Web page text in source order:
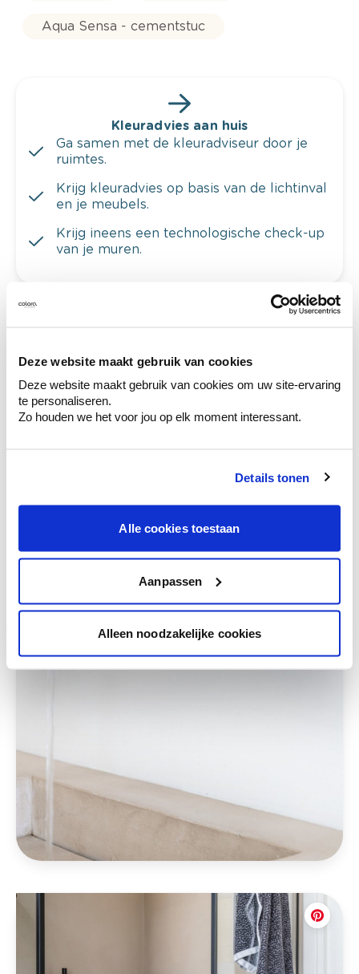
Deze website maakt gebruik van cookies
Deze website maakt gebruik van cookies om uw site-ervaring
te personaliseren.
Zo houden we het voor jou op elk moment interessant.
Details tonen
Alle cookies toestaan
Aanpassen
Alleen noodzakelijke cookies
Aqua Sensa - cementstuc
Kleuradvies aan huis
Ga samen met de kleuradviseur door je
ruimtes.
Krijg kleuradvies op basis van de lichtinval
en je meubels.
Krijg ineens een technologische check-up
van je muren.
Ontdek er kleurechte stalen van je
kleurenselectie.
Bekijk er de bijhorende tinten om je kleur
te verfijnen.
Deze stijlen zijn misschien ook iets voor jou